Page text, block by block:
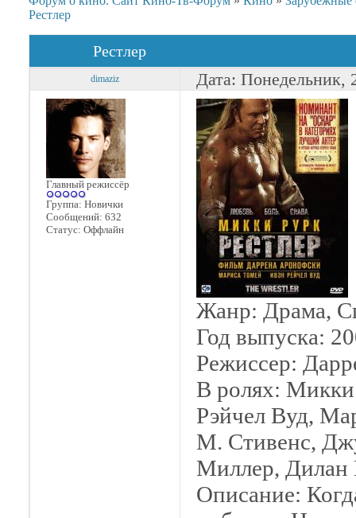
Рестлер
Рестлер
dimaziz Дата: Понедельник,
Главный режиссёр
Группа: Новички
Сообщений: 632
Статус: Оффлайн
Жанр: Драма,
Год выпуска:
Режиссер:
В ролях:
Рэйчел Вуд,
М. Стивенс,
Миллер, Дилан
Описание: